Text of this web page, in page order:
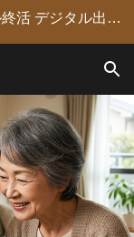
山口市 生前整理 アドバイザー【デジタル終活 デジタル出版 デジタルシニア編集長】定年後の人生の物語を「最高のデジタル資産」に編集・昇華。 古いネガやVHSのデジタル化からプロの構成による自分史動画制作、終活事務までトータルサポート。 長年のキャリアを持つプロがあなたの想いの継承を全力で支援します。